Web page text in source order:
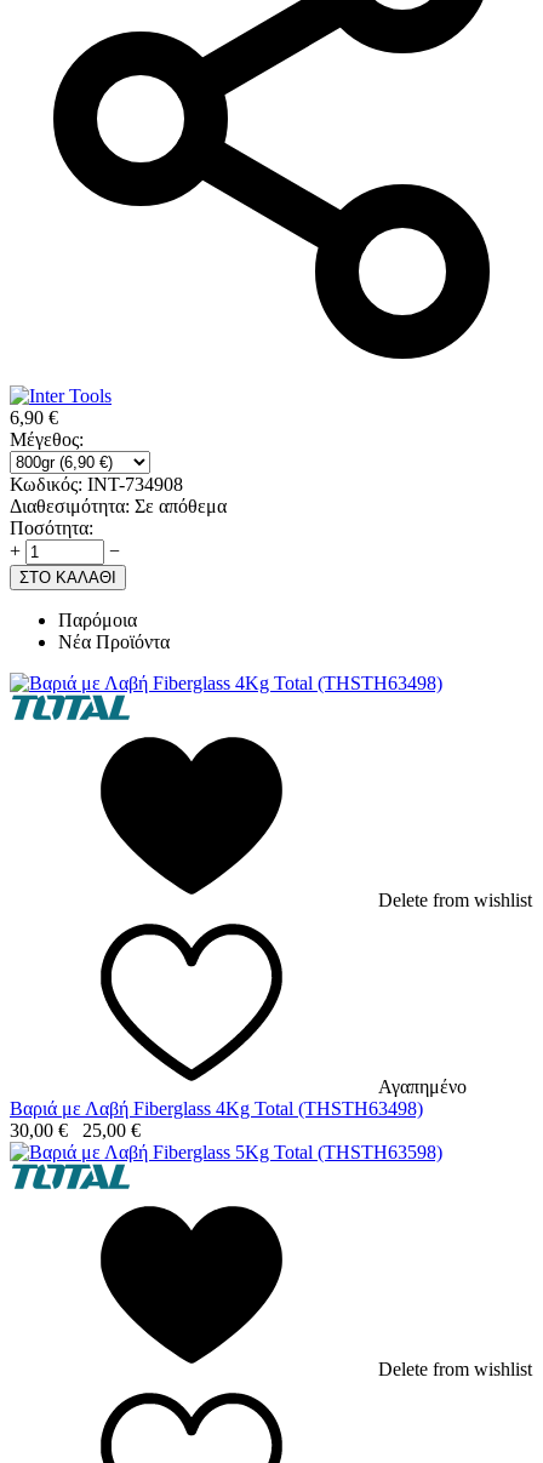
6,90 €
Μέγεθος:
Κωδικός: INT-734908
Διαθεσιμότητα: Σε απόθεμα
Ποσότητα:
+
−
ΣΤΟ ΚΑΛΑΘΙ
Παρόμοια
Νέα Προϊόντα
Delete from wishlist
Αγαπημένο
Βαριά με Λαβή Fiberglass 4Kg Total (THSTH63498)
30,00 € 25,00 €
Delete from wishlist